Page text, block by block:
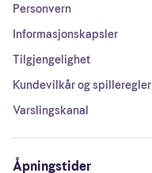
Personvern
Informasjonskapsler
Tilgjengelighet
Kundevilkår og spilleregler
Varslingskanal
Åpningstider